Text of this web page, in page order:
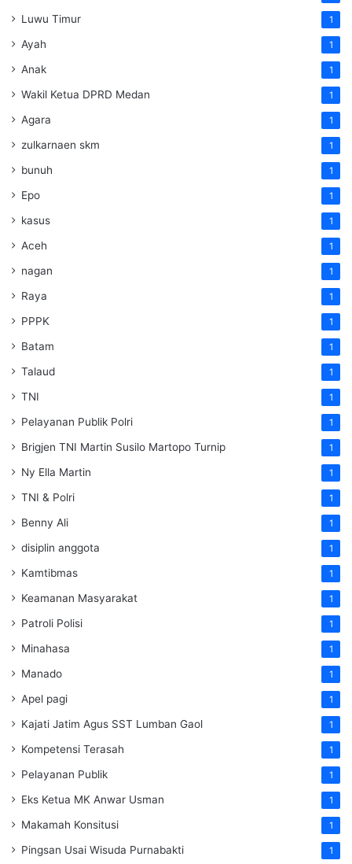
Luwu Timur 1
Ayah 1
Anak 1
Wakil Ketua DPRD Medan 1
Agara 1
zulkarnaen skm 1
bunuh 1
Epo 1
kasus 1
Aceh 1
nagan 1
Raya 1
PPPK 1
Batam 1
Talaud 1
TNI 1
Pelayanan Publik Polri 1
Brigjen TNI Martin Susilo Martopo Turnip 1
Ny Ella Martin 1
TNI & Polri 1
Benny Ali 1
disiplin anggota 1
Kamtibmas 1
Keamanan Masyarakat 1
Patroli Polisi 1
Minahasa 1
Manado 1
Apel pagi 1
Kajati Jatim Agus SST Lumban Gaol 1
Kompetensi Terasah 1
Pelayanan Publik 1
Eks Ketua MK Anwar Usman 1
Makamah Konsitusi 1
Pingsan Usai Wisuda Purnabakti 1